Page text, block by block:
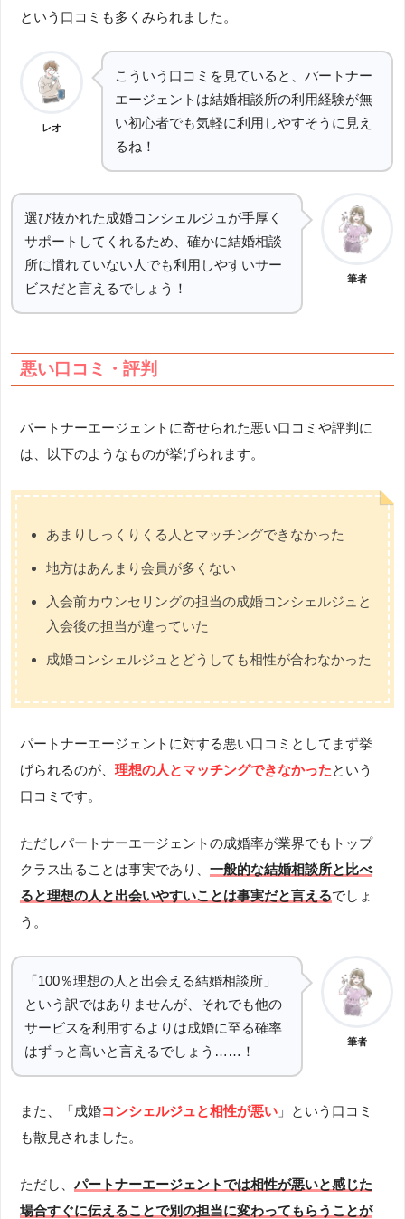
という口コミも多くみられました。
レオ
こういう口コミを見ていると、パートナー
エージェントは結婚相談所の利用経験が無
い初心者でも気軽に利用しやすそうに見え
るね！
選び抜かれた成婚コンシェルジュが手厚く
サポートしてくれるため、確かに結婚相談
所に慣れていない人でも利用しやすいサー
ビスだと言えるでしょう！
筆者
悪い口コミ・評判
パートナーエージェントに寄せられた悪い口コミや評判に
は、以下のようなものが挙げられます。
あまりしっくりくる人とマッチングできなかった
地方はあんまり会員が多くない
入会前カウンセリングの担当の成婚コンシェルジュと
入会後の担当が違っていた
成婚コンシェルジュとどうしても相性が合わなかった
パートナーエージェントに対する悪い口コミとしてまず挙
げられるのが、理想の人とマッチングできなかったという
口コミです。
ただしパートナーエージェントの成婚率が業界でもトップ
クラス出ることは事実であり、一般的な結婚相談所と比べ
ると理想の人と出会いやすいことは事実だと言えるでしょ
う。
「100％理想の人と出会える結婚相談所」
という訳ではありませんが、それでも他の
サービスを利用するよりは成婚に至る確率
はずっと高いと言えるでしょう……！
筆者
また、「成婚コンシェルジュと相性が悪い 」という口コミ
も散見されました。
ただし、パートナーエージェントでは相性が悪いと感じた
場合すぐに伝えることで別の担当に変わってもらうことが